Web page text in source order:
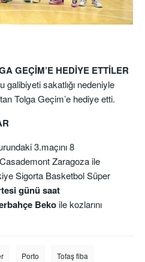
GEÇİM’E HEDİYE ETTİLER
sakatlığı nedeniyle
Tolga Geçim’e hediye etti.
3.maçını 8
Zaragoza ile
Sigorta Basketbol Süper
günü saat
Bekoile kozlarını
Porto Tofaş fiba